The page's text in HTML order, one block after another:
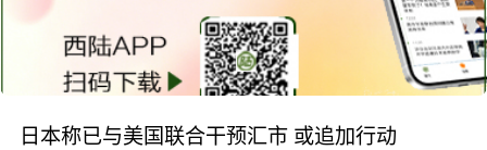
日本称已与美国联合干预汇市 或追加行动